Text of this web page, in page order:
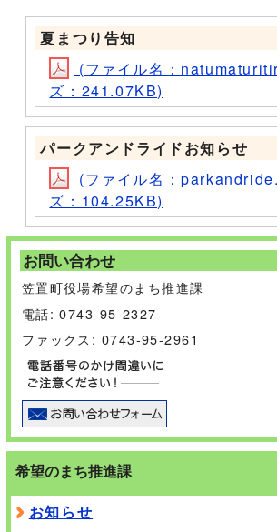
夏まつり告知
(ファイル名：
ズ：241.07KB)
パークアンドライドお知らせ
(ファイル名：
ズ：104.25KB)
お問い合わせ
笠置町役場希望のまち推進課
電話: 0743-95-2327
ファックス: 0743-95-2961
希望のまち推進課
お知らせ